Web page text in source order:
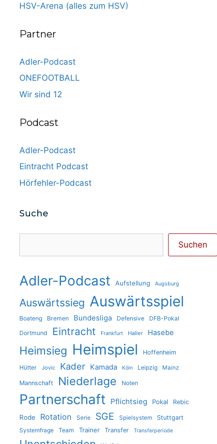
HSV-Arena (alles zum HSV)
Partner
Adler-Podcast
ONEFOOTBALL
Wir sind 12
Podcast
Adler-Podcast
Eintracht Podcast
Hörfehler-Podcast
Suche
Suchen
Adler-Podcast Aufstellung Augsburg
Auswärtssieg Auswärtsspiel
Boateng Bremen Bundesliga Defensive
DFB-Pokal
Dortmund
Eintracht Frankfurt Haller Hasebe
Heimsieg Heimspiel Hoffenheim
Hütter Jovic Kader Kamada Köln Leipzig Mainz
Mannschaft Niederlage Noten
Partnerschaft Pflichtsieg Pokal Rebic
Rode Rotation Serie SGE Spielsystem Stuttgart
Systemfrage Team Trainer Transfer Transferperiode